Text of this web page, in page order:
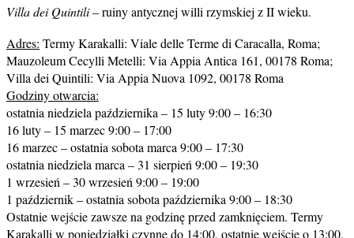
Villa dei Quintili– ruiny antycznej willi rzymskiej z II wieku.
Adres: Termy Karakalli: Viale delle Terme di Caracalla, Roma;
Mauzoleum Cecylli Metelli: Via Appia Antica 161, 00178 Roma;
Villa dei Quintili: Via Appia Nuova 1092, 00178 Roma
Godziny otwarcia:
ostatnia niedziela października – 15 luty 9:00 – 16:30
16 luty – 15 marzec 9:00 – 17:00
16 marzec – ostatnia sobota marca 9:00 – 17:30
ostatnia niedziela marca – 31 sierpień 9:00 – 19:30
1 wrzesień – 30 wrzesień 9:00 – 19:00
1 październik – ostatnia sobota października 9:00 – 18:30
Ostatnie wejście zawsze na godzinę przed zamknięciem. Termy
Karakalli w poniedziałki czynne do 14:00, ostatnie wejście o 13:00.